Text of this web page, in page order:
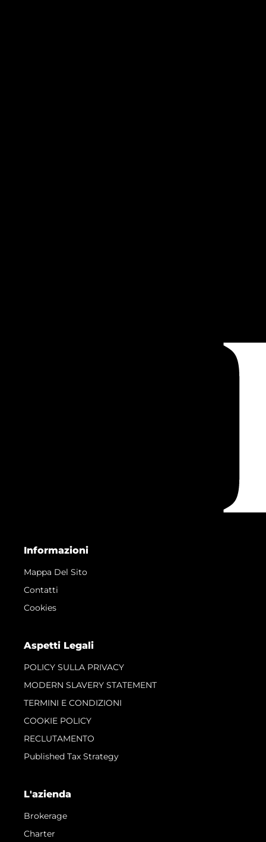
Informazioni
Mappa Del Sito
Contatti
Cookies
Aspetti Legali
POLICY SULLA PRIVACY
MODERN SLAVERY STATEMENT
TERMINI E CONDIZIONI
COOKIE POLICY
RECLUTAMENTO
Published Tax Strategy
L'azienda
Brokerage
Charter